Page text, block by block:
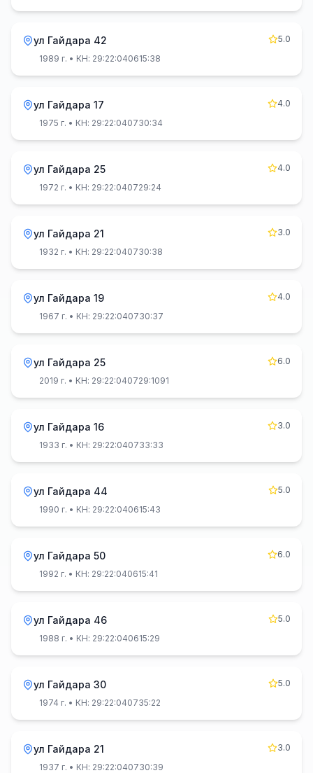
ул Гайдара 42
5.0
1989 г. • КН: 29:22:040615:38
ул Гайдара 17
4.0
1975 г. • КН: 29:22:040730:34
ул Гайдара 25
4.0
1972 г. • КН: 29:22:040729:24
ул Гайдара 21
3.0
1932 г. • КН: 29:22:040730:38
ул Гайдара 19
4.0
1967 г. • КН: 29:22:040730:37
ул Гайдара 25
6.0
2019 г. • КН: 29:22:040729:1091
ул Гайдара 16
3.0
1933 г. • КН: 29:22:040733:33
ул Гайдара 44
5.0
1990 г. • КН: 29:22:040615:43
ул Гайдара 50
6.0
1992 г. • КН: 29:22:040615:41
ул Гайдара 46
5.0
1988 г. • КН: 29:22:040615:29
ул Гайдара 30
5.0
1974 г. • КН: 29:22:040735:22
ул Гайдара 21
3.0
1937 г. • КН: 29:22:040730:39